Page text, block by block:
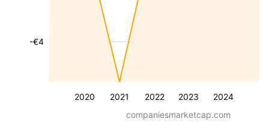
2020 2021 2022 2023 2024
-€4
companiesmarketcap.com